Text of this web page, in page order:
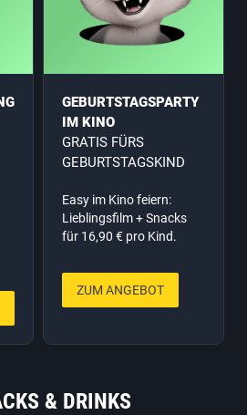
GEBURTSTAGSPARTY
IM KINO
GRATIS FÜRS
GEBURTSTAGSKIND
Easy im Kino feiern:
Lieblingsfilm + Snacks
für 16,90 € pro Kind.
ZUM ANGEBOT
& DRINKS